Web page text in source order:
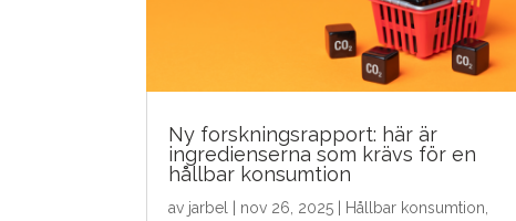
Ny forskningsrapport: här är
ingredienserna som krävs för en
hållbar konsumtion
av jarbel nov 26, 2025 Hållbar konsumtion